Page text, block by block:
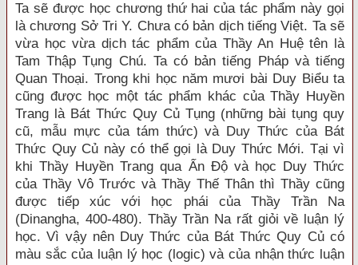
Ta sẽ được học chương thứ hai của tác phẩm này gọi
là chương Sở Tri Y. Chưa có bản dịch tiếng Việt. Ta sẽ
vừa học vừa dịch tác phẩm của Thầy An Huệ tên là
Tam Thập Tụng Chú. Ta có bản tiếng Pháp và tiếng
Quan Thoại. Trong khi học năm mươi bài Duy Biểu ta
cũng được học một tác phẩm khác của Thầy Huyền
Trang là Bát Thức Quy Củ Tụng (những bài tụng quy
cũ, mẫu mực của tám thức) và Duy Thức của Bát
Thức Quy Củ này có thể gọi là Duy Thức Mới. Tại vì
khi Thầy Huyền Trang qua Ấn Độ và học Duy Thức
của Thầy Vô Trước và Thầy Thế Thân thì Thầy cũng
được tiếp xúc với học phái của Thầy Trần Na
(Dinangha, 400-480). Thầy Trần Na rất giỏi về luận lý
học. Vì vậy nên Duy Thức của Bát Thức Quy Củ có
màu sắc của luận lý học (logic) và của nhận thức luận